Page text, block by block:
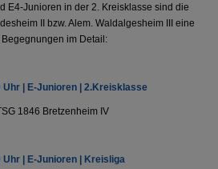
E4-Junioren in der 2. Kreisklasse sind die
II bzw. Alem. Waldalgesheim III eine
im Detail:
Uhr | E-Junioren | 2.Kreisklasse
1846 Bretzenheim IV
| E-Junioren | Kreisliga